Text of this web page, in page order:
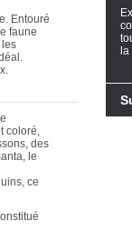
Entouré
faune
les
coloré,
des
le
ce